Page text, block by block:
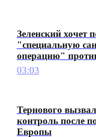
Зеленский хочет
"специальную
операцию"
03:03
Тернового
контроль после
Европы